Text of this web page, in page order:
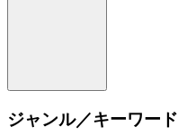
ジャンル／キーワード